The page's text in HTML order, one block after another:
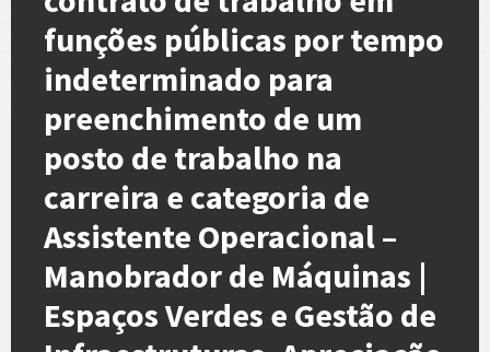
funções públicas por tempo
indeterminado para
preenchimento de um
posto de trabalho na
carreira e categoria de
Assistente Operacional –
Manobrador de Máquinas |
Espaços Verdes e Gestão de